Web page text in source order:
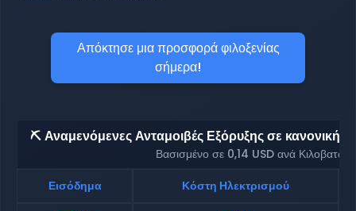
Απόκτησε μια προσφορά φιλοξενίας
σήμερα!
⛏️ Αναμενόμενες Ανταμοιβές Εξόρυξης σε κανονική
Βασισμένο σε 0,14 USD ανά
Εισόδημα
Κόστη Ηλεκτρισμού